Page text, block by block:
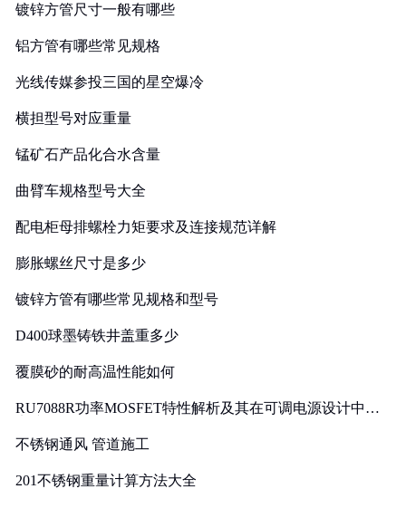
镀锌方管尺寸一般有哪些
铝方管有哪些常见规格
光线传媒参投三国的星空爆冷
横担型号对应重量
锰矿石产品化合水含量
曲臂车规格型号大全
配电柜母排螺栓力矩要求及连接规范详解
膨胀螺丝尺寸是多少
镀锌方管有哪些常见规格和型号
D400球墨铸铁井盖重多少
覆膜砂的耐高温性能如何
RU7088R功率MOSFET特性解析及其在可调电源设计中的
不锈钢通风 管道施工
201不锈钢重量计算方法大全